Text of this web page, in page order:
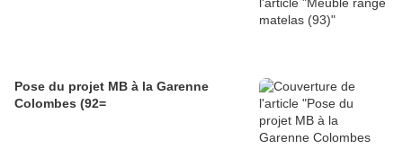
Pose du projet MB à la Garenne
Colombes (92=